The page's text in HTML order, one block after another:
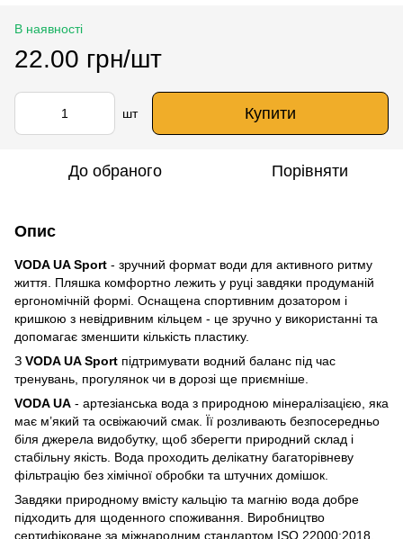
В наявності
22.00 грн/шт
шт Купити
До обраного Порівняти
Опис
VODA UA Sport - зручний формат води для активного ритму
життя. Пляшка комфортно лежить у руці завдяки продуманій
ергономічній формі. Оснащена спортивним дозатором і
кришкою з невідривним кільцем - це зручно у використанні та
допомагає зменшити кількість пластику.
З VODA UA Sport підтримувати водний баланс під час
тренувань, прогулянок чи в дорозі ще приємніше.
VODA UA - артезіанська вода з природною мінералізацією, яка
має м’який та освіжаючий смак. Її розливають безпосередньо
біля джерела видобутку, щоб зберегти природний склад і
стабільну якість. Вода проходить делікатну багаторівневу
фільтрацію без хімічної обробки та штучних домішок.
Завдяки природному вмісту кальцію та магнію вода добре
підходить для щоденного споживання. Виробництво
сертифіковане за міжнародним стандартом ISO 22000:2018,